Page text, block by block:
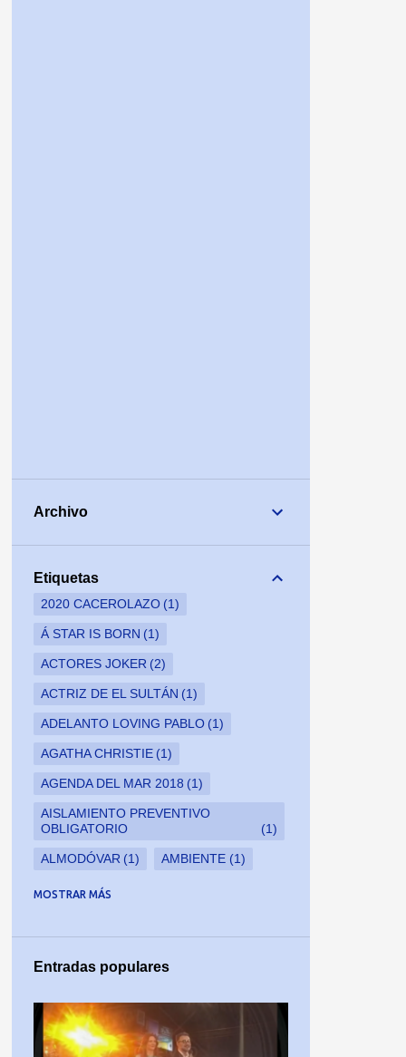
Archivo
Etiquetas
2020 CACEROLAZO 1
Á STAR IS BORN 1
ACTORES JOKER 2
ACTRIZ DE EL SULTÁN 1
ADELANTO LOVING PABLO 1
AGATHA CHRISTIE 1
AGENDA DEL MAR 2018 1
AISLAMIENTO PREVENTIVO
OBLIGATORIO
1
ALMODÓVAR 1 AMBIENTE 1
AMERICAM MADE
ASESINATO DE GIANNI VERSACE
AMPARO GRISALES EN PORTADA DE
CROMOS
MOSTRAR MÁS
Entradas populares